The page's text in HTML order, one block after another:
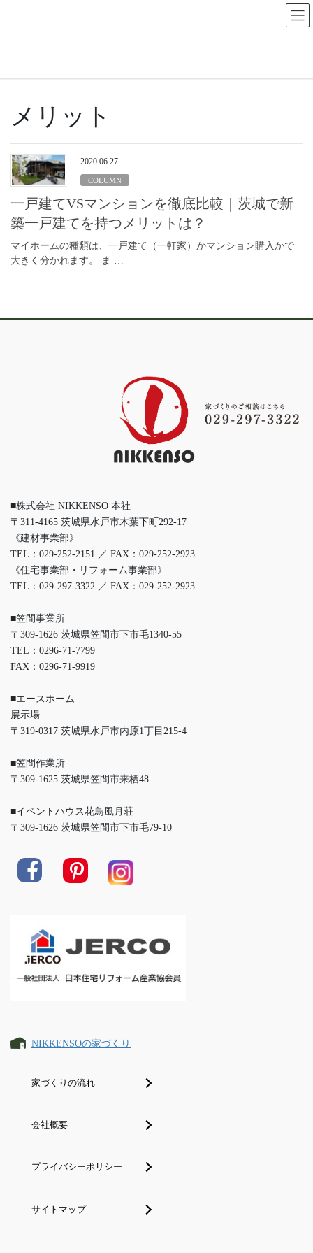
メリット
2020.06.27
COLUMN
一戸建てVSマンションを徹底比較｜茨城で新
築一戸建てを持つメリットは？
マイホームの種類は、一戸建て（一軒家）かマンション購入かで
大きく分かれます。 ま …
■株式会社 NIKKENSO 本社
〒311-4165 茨城県水戸市木葉下町292-17
《建材事業部》
TEL：029-252-2151 ／ FAX：029-252-2923
《住宅事業部・リフォーム事業部》
TEL：029-297-3322 ／ FAX：029-252-2923
■笠間事業所
〒309-1626 茨城県笠間市下市毛1340-55
TEL：0296-71-7799
FAX：0296-71-9919
■エースホーム
展示場
〒319-0317 茨城県水戸市内原1丁目215-4
■笠間作業所
〒309-1625 茨城県笠間市来栖48
■イベントハウス花鳥風月荘
〒309-1626 茨城県笠間市下市毛79-10
NIKKENSOの家づくり
家づくりの流れ
会社概要
プライバシーポリシー
サイトマップ